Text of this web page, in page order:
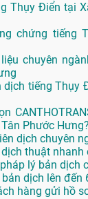
Thụy Điển tại
chứng tiếng
chuyên
dịch tiếng Thụy
Phước Hưng?
dịch chuyên
thuật nhanh
lý bản dịch
bản dịch lên đến
hàng gửi hồ